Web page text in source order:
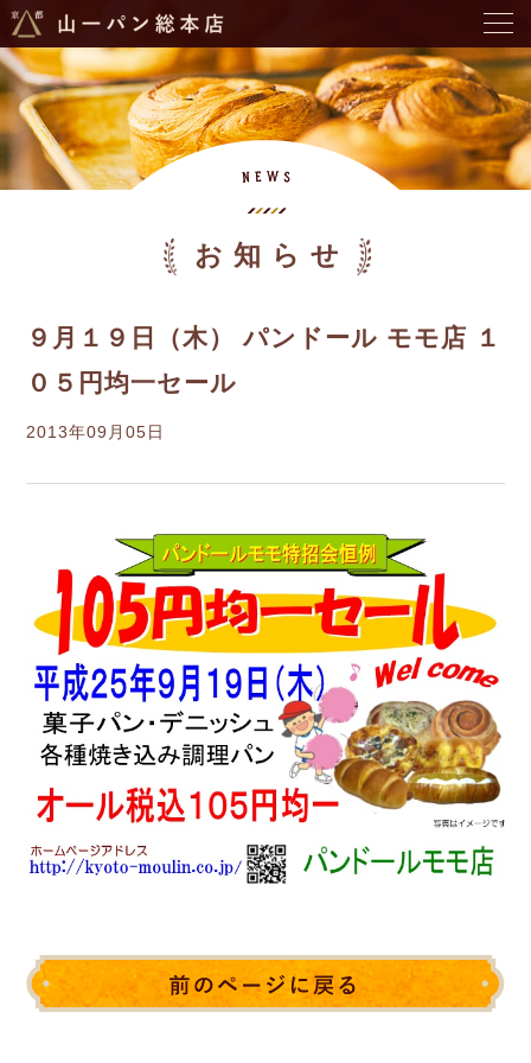
お知らせ
９月１９日（木） パンドール モモ店 １
０５円均一セール
2013年09月05日